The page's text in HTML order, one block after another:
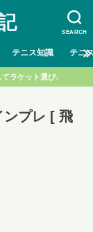
SEARCH
テニス知識 テニ
ラケット選び♩
ンプレ [ 飛